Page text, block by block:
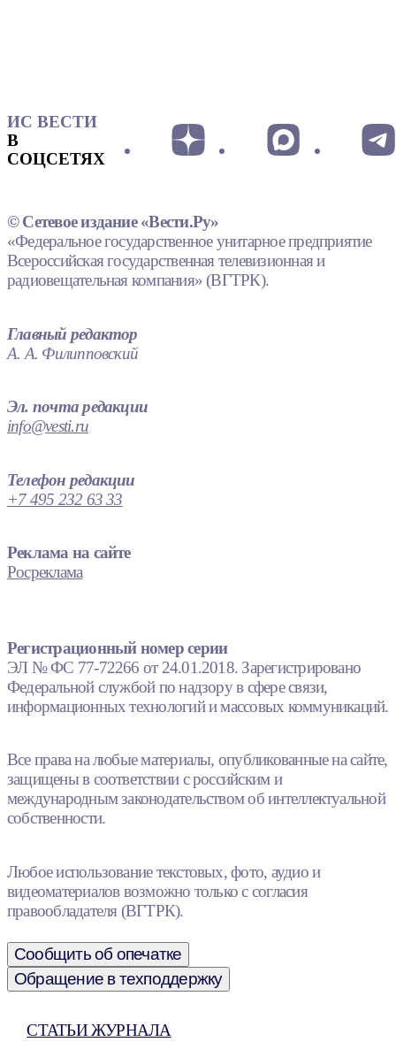
ИС ВЕСТИ
В
СОЦСЕТЯХ
© Сетевое издание «Вести.Ру»
«Федеральное государственное унитарное предприятие
Всероссийская государственная телевизионная и
радиовещательная компания» (ВГТРК).
Главный редактор
А. А. Филипповский
Эл. почта редакции
info@vesti.ru
Телефон редакции
+7 495 232 63 33
Реклама на сайте
Росреклама
Регистрационный номер серии
ЭЛ № ФС 77-72266 от 24.01.2018. Зарегистрировано
Федеральной службой по надзору в сфере связи,
информационных технологий и массовых коммуникаций.
Все права на любые материалы, опубликованные на сайте,
защищены в соответствии с российским и
международным законодательством об интеллектуальной
собственности.
Любое использование текстовых, фото, аудио и
видеоматериалов возможно только с согласия
правообладателя (ВГТРК).
Сообщить об опечатке
Обращение в техподдержку
СТАТЬИ ЖУРНАЛА